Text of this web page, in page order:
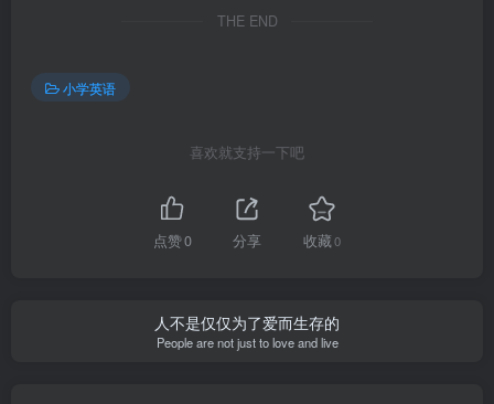
THE END
小学英语
喜欢就支持一下吧
点赞0 分享 收藏0
人不是仅仅为了爱而生存的
People are not just to love and live